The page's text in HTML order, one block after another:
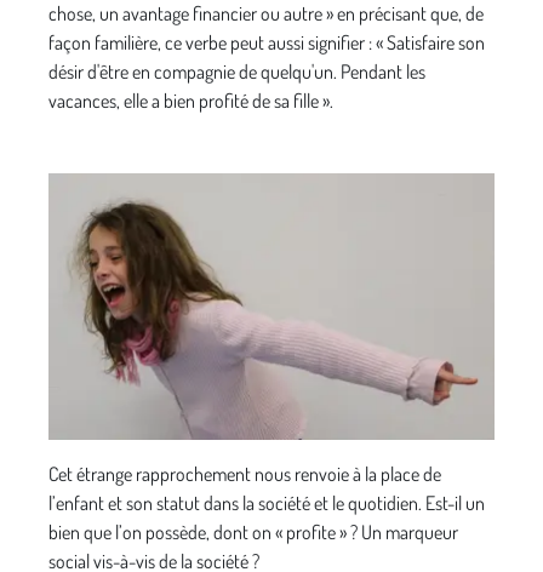
chose, un avantage financier ou autre » en précisant que, de
façon familière, ce verbe peut aussi signifier : « Satisfaire son
désir d'être en compagnie de quelqu'un. Pendant les
vacances, elle a bien profité de sa fille ».
Cet étrange rapprochement nous renvoie à la place de
l’enfant et son statut dans la société et le quotidien. Est-il un
bien que l’on possède, dont on « profite » ? Un marqueur
social vis-à-vis de la société ?